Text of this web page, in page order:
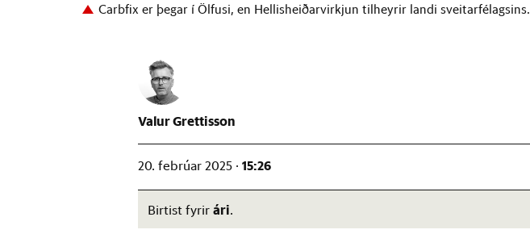
Carbfix er þegar í Ölfusi, en Hellisheiðarvirkjun tilheyrir landi sveitarfélagsins.
Valur Grettisson
20. febrúar 2025 ·15:26
Birtist fyrirári.